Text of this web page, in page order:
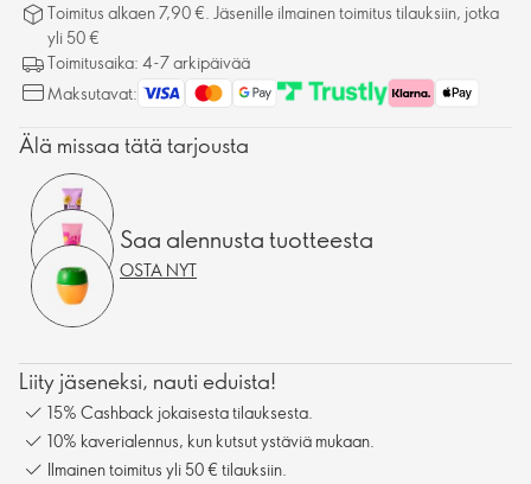
Toimitus alkaen 7,90 €. Jäsenille ilmainen toimitus tilauksiin, jotka
yli 50 €
Toimitusaika: 4-7 arkipäivää
Maksutavat:
Älä missaa tätä tarjousta
Saa alennusta tuotteesta
OSTA NYT
Liity jäseneksi, nauti eduista!
15% Cashback jokaisesta tilauksesta.
10% kaverialennus, kun kutsut ystäviä mukaan.
Ilmainen toimitus yli 50 € tilauksiin.